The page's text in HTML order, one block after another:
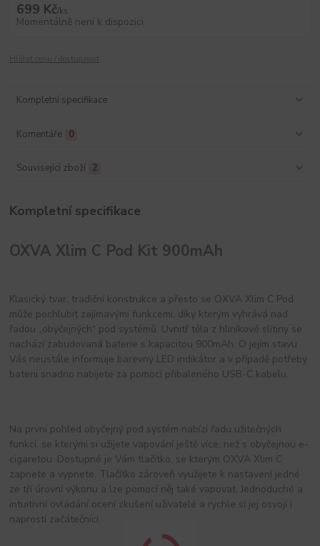
699 Kč/ks
Momentálně není k dispozici
Kompletní specifikace
Komentáře 0
Související zboží 2
Kompletní specifikace
OXVA Xlim C Pod Kit 900mAh
Klasický tvar, tradiční konstrukce a přesto se OXVA Xlim C Pod
může pochlubit zajímavými funkcemi, díky kterým vyhrává nad
řadou „obyčejných“ pod systémů. Uvnitř těla z hliníkové slitiny se
nachází zabudovaná baterie s kapacitou 900mAh. O jejím stavu
Vás neustále informuje barevný LED indikátor a v případě potřeby
baterii snadno nabijete za pomocí přibaleného USB-C kabelu.
Na první pohled obyčejný pod systém nabízí řadu užitečných
funkcí, se kterými si užijete vapování ještě více, než s obyčejnou e-
cigaretou. Dostupné je Vám tlačítko, se kterým OXVA Xlim C
zapnete a vypnete. Tlačítko zároveň využijete k nastavení jedné
ze tří úrovní výkonu a lze pomocí něj také vapovat. Jednoduché a
intuitivní ovládání ocení zkušení uživatelé a rychle si jej osvojí i
naprostí začátečníci.